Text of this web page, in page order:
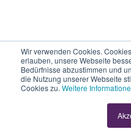
Wir verwenden Cookies.
erlauben, unsere Webseite
Bedürfnisse abzustimmen und
die Nutzung unserer Webseite
Cookies zu. Weitere
Laufenden mit